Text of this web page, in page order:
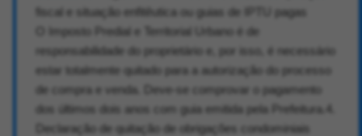
fiscal e situação enfitêutica ou guias de IPTU pagas
O Imposto Predial e Territorial Urbano é de
responsabilidade do proprietário e, por isso, é necessário
estar totalmente quitado para a autorização do processo
de compra e venda. Deve-se comprovar o pagamento
dos últimos dois anos com guia emitida pela Prefeitura.4.
Declaração de quitação de obrigações condominiais